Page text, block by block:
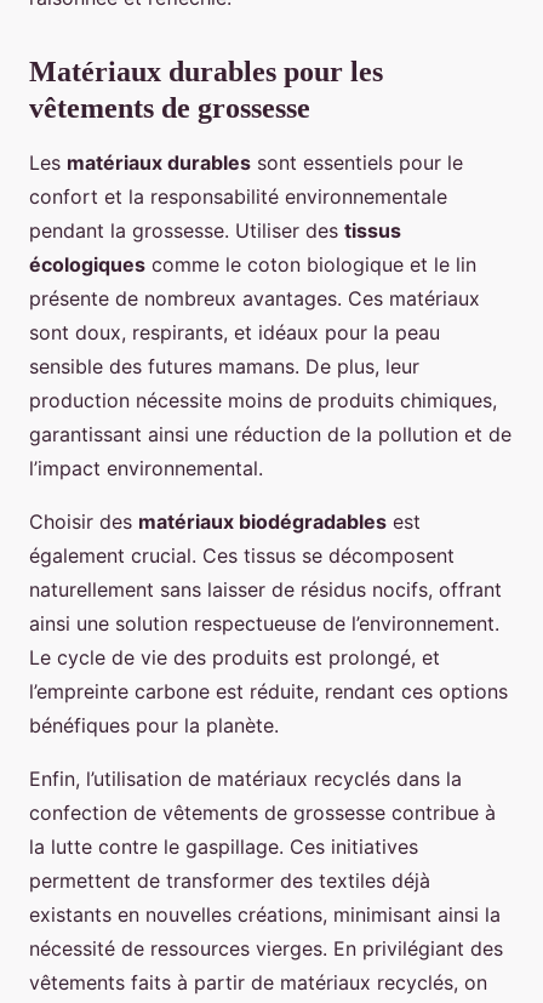
Matériaux durables pour les
vêtements de grossesse
Les matériaux durables sont essentiels pour le
confort et la responsabilité environnementale
pendant la grossesse. Utiliser des tissus
écologiques comme le coton biologique et le lin
présente de nombreux avantages. Ces matériaux
sont doux, respirants, et idéaux pour la peau
sensible des futures mamans. De plus, leur
production nécessite moins de produits chimiques,
garantissant ainsi une réduction de la pollution et de
l’impact environnemental.
Choisir des matériaux biodégradables est
également crucial. Ces tissus se décomposent
naturellement sans laisser de résidus nocifs, offrant
ainsi une solution respectueuse de l’environnement.
Le cycle de vie des produits est prolongé, et
l’empreinte carbone est réduite, rendant ces options
bénéfiques pour la planète.
Enfin, l’utilisation de matériaux recyclés dans la
confection de vêtements de grossesse contribue à
la lutte contre le gaspillage. Ces initiatives
permettent de transformer des textiles déjà
existants en nouvelles créations, minimisant ainsi la
nécessité de ressources vierges. En privilégiant des
vêtements faits à partir de matériaux recyclés, on